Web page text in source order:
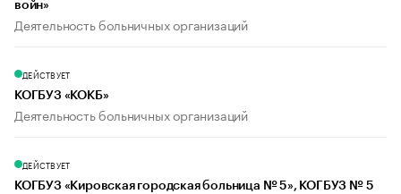
войн»
Деятельность больничных организаций
ДЕЙСТВУЕТ
КОГБУЗ «КОКБ»
Деятельность больничных организаций
ДЕЙСТВУЕТ
КОГБУЗ «Кировская городская больница № 5», КОГБУЗ № 5